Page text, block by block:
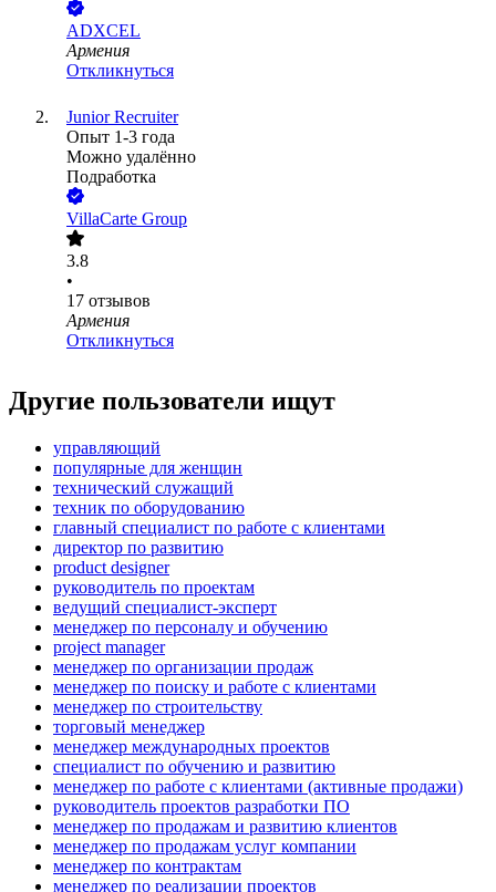
ADXCEL
Армения
Откликнуться
Junior Recruiter
Опыт 1-3 года
Можно удалённо
Подработка
VillaCarte Group
3.8
•
17 отзывов
Армения
Откликнуться
Другие пользователи ищут
управляющий
популярные для женщин
технический служащий
техник по оборудованию
главный специалист по работе с клиентами
директор по развитию
product designer
руководитель по проектам
ведущий специалист-эксперт
менеджер по персоналу и обучению
project manager
менеджер по организации продаж
менеджер по поиску и работе с клиентами
менеджер по строительству
торговый менеджер
менеджер международных проектов
специалист по обучению и развитию
менеджер по работе с клиентами (активные продажи)
руководитель проектов разработки ПО
менеджер по продажам и развитию клиентов
менеджер по продажам услуг компании
менеджер по контрактам
менеджер по реализации проектов